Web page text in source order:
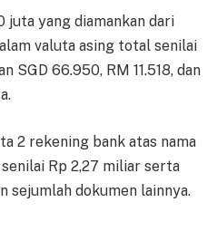
juta yang diamankan dari
valuta asing total senilai
SGD 66.950, RM 11.518, dan
2 rekening bank atas nama
Rp 2,27 miliar serta
sejumlah dokumen lainnya.